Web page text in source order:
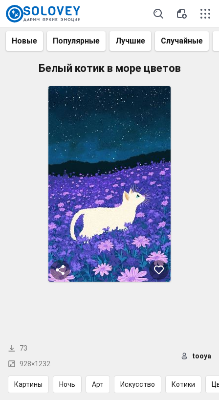
Новые Популярные Лучшие Случайные
Белый котик в море цветов
73
928×1232
tooya
Картины Ночь Арт Искусство Котики